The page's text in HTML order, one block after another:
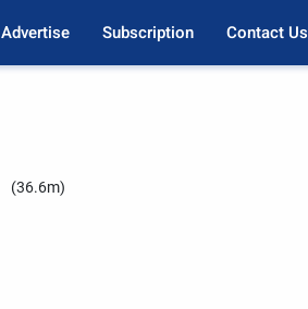
Advertise Subscription Contact Us
(36.6m)